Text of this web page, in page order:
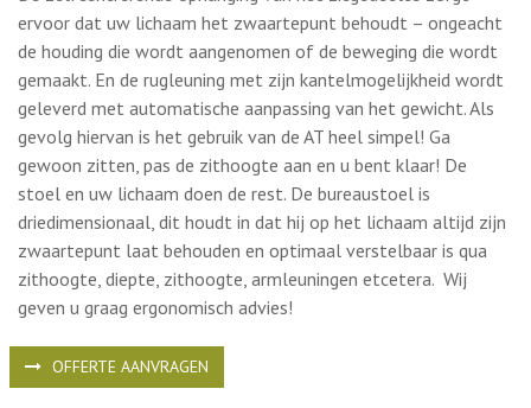
De Wilkhahn AT ergonomische bureaustoel is voorzien van
alle functionaliteiten die goed zitten optimaal ondersteunen.
De zelfcentrerende ophanging van het zitgedeelte zorgt
ervoor dat uw lichaam het zwaartepunt behoudt – ongeacht
de houding die wordt aangenomen of de beweging die wordt
gemaakt. En de rugleuning met zijn kantelmogelijkheid wordt
geleverd met automatische aanpassing van het gewicht. Als
gevolg hiervan is het gebruik van de AT heel simpel! Ga
gewoon zitten, pas de zithoogte aan en u bent klaar! De
driedimensionaal, dit houdt in dat hij op het lichaam altijd zijn